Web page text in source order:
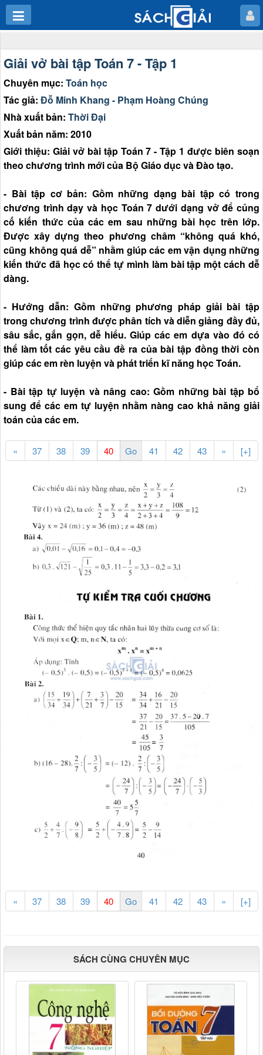
Giải vở bài tập Toán 7 - Tập 1
Chuyên mục: Toán học
Tác giả: Đỗ Minh Khang - Phạm Hoàng Chúng
Nhà xuất bản: Thời Đại
Xuất bản năm: 2010
Giới thiệu: Giải vở bài tập Toán 7 - Tập 1 được biên soạn
theo chương trình mới của Bộ Giáo dục và Đào tạo.
- Bài tập cơ bản: Gồm những dạng bài tập có trong
chương trình dạy và học Toán 7 dưới dạng vở để củng
cố kiến thức của các em sau những bài học trên lớp.
Được xây dựng theo phương châm “không quá khó,
cũng không quá dễ” nhằm giúp các em vận dụng những
kiến thức đã học có thể tự mình làm bài tập một cách dễ
dàng.
- Hướng dẫn: Gồm những phương pháp giải bài tập
trong chương trình được phân tích và diễn giảng đầy đủ,
sâu sắc, gắn gọn, dễ hiểu. Giúp các em dựa vào đó có
thể làm tốt các yêu cầu đề ra của bài tập đồng thời còn
giúp các em rèn luyện và phát triển kĩ năng học Toán.
- Bài tập tự luyện và nâng cao: Gồm những bài tập bổ
sung để các em tự luyện nhằm nàng cao khả năng giải
toán của các em.
« 37 38 39 41 42 43 » [+]
« 37 38 39 41 42 43 » [+]
SÁCH CÙNG CHUYÊN MỤC